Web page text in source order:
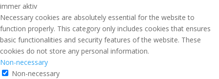
immer aktiv
Necessary cookies are absolutely essential for the website to
function properly. This category only includes cookies that ensures
basic functionalities and security features of the website. These
cookies do not store any personal information.
Non-necessary
Non-necessary